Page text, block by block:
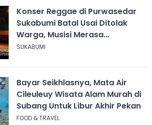
Konser Reggae di Purwasedar
Sukabumi Batal Usai Ditolak
Warga, Musisi Merasa
Didiskreditkan
SUKABUMI
Bayar Seikhlasnya, Mata Air
Cileuleuy Wisata Alam Murah di
Subang Untuk Libur Akhir Pekan
FOOD & TRAVEL